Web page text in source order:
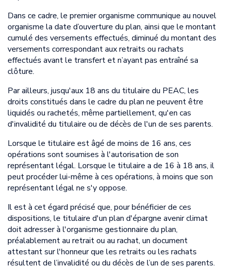
Dans ce cadre, le premier organisme communique au nouvel
organisme la date d’ouverture du plan, ainsi que le montant
cumulé des versements effectués, diminué du montant des
versements correspondant aux retraits ou rachats
effectués avant le transfert et n’ayant pas entraîné sa
clôture.
Par ailleurs, jusqu'aux 18 ans du titulaire du PEAC, les
droits constitués dans le cadre du plan ne peuvent être
liquidés ou rachetés, même partiellement, qu'en cas
d'invalidité du titulaire ou de décès de l'un de ses parents.
Lorsque le titulaire est âgé de moins de 16 ans, ces
opérations sont soumises à l'autorisation de son
représentant légal. Lorsque le titulaire a de 16 à 18 ans, il
peut procéder lui-même à ces opérations, à moins que son
représentant légal ne s'y oppose.
Il est à cet égard précisé que, pour bénéficier de ces
dispositions, le titulaire d'un plan d'épargne avenir climat
doit adresser à l'organisme gestionnaire du plan,
préalablement au retrait ou au rachat, un document
attestant sur l'honneur que les retraits ou les rachats
résultent de l’invalidité ou du décès de l’un de ses parents.